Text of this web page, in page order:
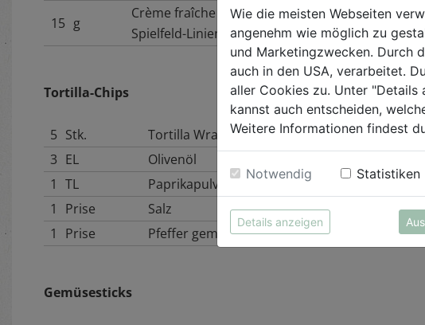
15 g
Crème fraîche (für die
Spielfeld-Linien)
Tortilla-Chips
5 Stk.
Tortilla Wraps
3 EL
Olivenöl
1 TL
Paprikapulver
1
Prise
Salz
1
Prise Pfeffer gemahlen
Gemüsesticks
bei 180
und in
In der
in Stifte
füllen.
Wie die meisten Webseiten
angenehm wie möglich zu
und Marketingzwecken. Durch
auch in den USA, verarbeitet.
aller Cookies zu. Unter "Details
kannst auch entscheiden,
Weitere Informationen findest
Notwendig Statistiken
Details anzeigen